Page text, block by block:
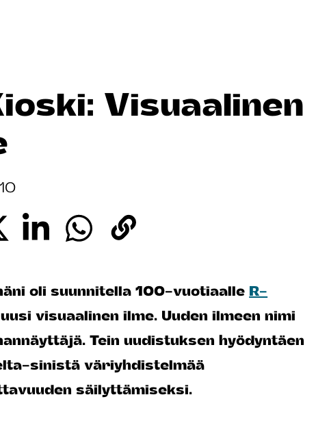
Visuaalinen
oli suunnitella 100-vuotiaalle R-
uusi visuaalinen ilme. Uuden ilmeen nimi
Tein uudistuksen hyödyntäen
sinistä väriyhdistelmää
säilyttämiseksi.